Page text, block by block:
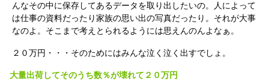
んなその中に保存してあるデータを取り出したいの。人によって
は仕事の資料だったり家族の思い出の写真だったり。それが大事
なのよ。そこまで考えとられるようには思えんのんよなぁ。
２０万円・・・そのためにはみんな泣く泣く出すでしょ。
大量出荷してそのうち数％が壊れて２０万円